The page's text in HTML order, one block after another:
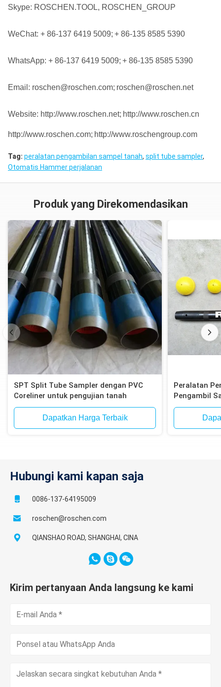
Skype: ROSCHEN.TOOL, ROSCHEN_GROUP
WeChat: + 86-137 6419 5009; + 86-135 8585 5390
WhatsApp: + 86-137 6419 5009; + 86-135 8585 5390
Email: roschen@roschen.com; roschen@roschen.net
Website: http://www.roschen.net; http://www.roschen.cn
http://www.roschen.com; http://www.roschengroup.com
Tag: peralatan pengambilan sampel tanah, split tube sampler,
Otomatis Hammer perjalanan
Produk yang Direkomendasikan
SPT Split Tube Sampler dengan PVC
Coreliner untuk pengujian tanah
Dapatkan Harga Terbaik
Peralatan
Pengambil
Hubungi kami kapan saja
0086-137-64195009
roschen@roschen.com
QIANSHAO ROAD, SHANGHAI, CINA
Kirim pertanyaan Anda langsung ke kami